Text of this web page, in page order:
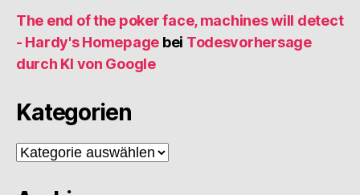
The end of the poker face, machines will detect
- Hardy's Homepage bei Todesvorhersage
durch KI von Google
Kategorien
Kategorien